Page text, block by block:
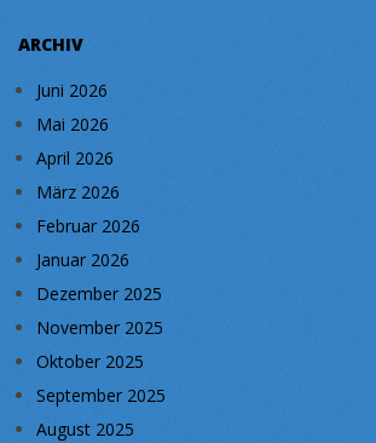
ARCHIV
Juni 2026
Mai 2026
April 2026
März 2026
Februar 2026
Januar 2026
Dezember 2025
November 2025
Oktober 2025
September 2025
August 2025